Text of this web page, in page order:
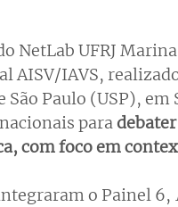
NetLab UFRJ
AISV/IAVS,
São Paulo (USP),
para
com foco em
o Painel 6,